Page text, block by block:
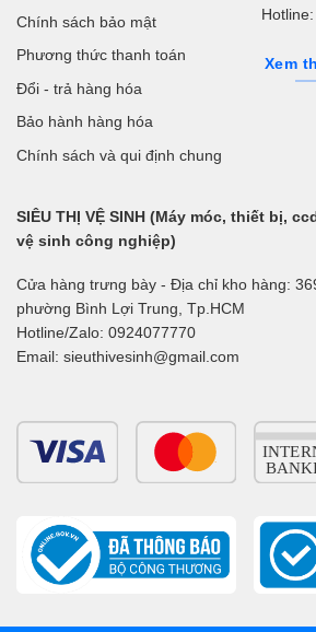
Chính sách bảo mật
Phương thức thanh toán
Đổi - trả hàng hóa
Bảo hành hàng hóa
Chính sách và qui định chung
Xem
SIÊU THỊ VỆ SINH (Máy móc, thiết bị,
vệ sinh công nghiệp)
Cửa hàng trưng bày - Địa chỉ kho hàng:
phường Bình Lợi Trung, Tp.HCM
Hotline/Zalo: 0924077770
Email: sieuthivesinh@gmail.com